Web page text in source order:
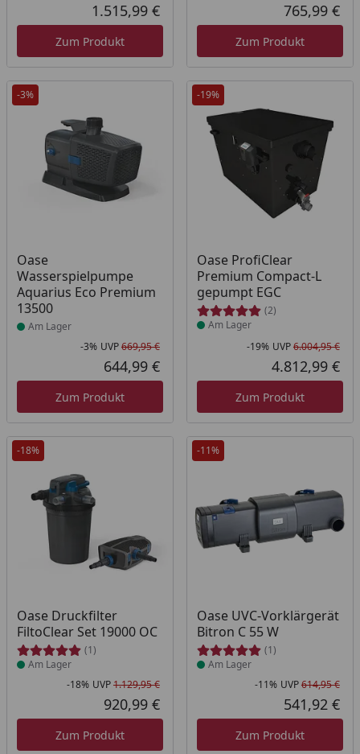
Aktueller Preis
1.515,99 €
Zum Produkt
765,99 €
Zum Produkt
-3%
Oase
Wasserspielpumpe
Aquarius Eco Premium
13500
Produkt am Lager
Am Lager
Rabatt in Prozent
-3%
Ursprünglicher Preis
UVP669,95 €
Aktueller Preis
644,99 €
Zum Produkt
-19%
Oase ProfiClear
Premium Compact-L
gepumpt EGC
(2)
Produkt am Lager
Am Lager
-19% UVP6.004,95 €
4.812,99 €
Zum Produkt
-18%
Oase Druckfilter
FiltoClear Set 19000 OC
(1)
Produkt am Lager
Am Lager
Rabatt in Prozent
-18%
Ursprünglicher Preis
UVP1.129,95 €
Aktueller Preis
920,99 €
Zum Produkt
-11%
Oase UVC-Vorklärgerät
Bitron C 55 W
(1)
Produkt am Lager
Am Lager
-11% UVP614,95 €
541,92 €
Zum Produkt